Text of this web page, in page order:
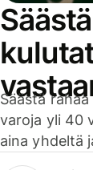
Säästä
varoja yli 40
aina yhdeltä